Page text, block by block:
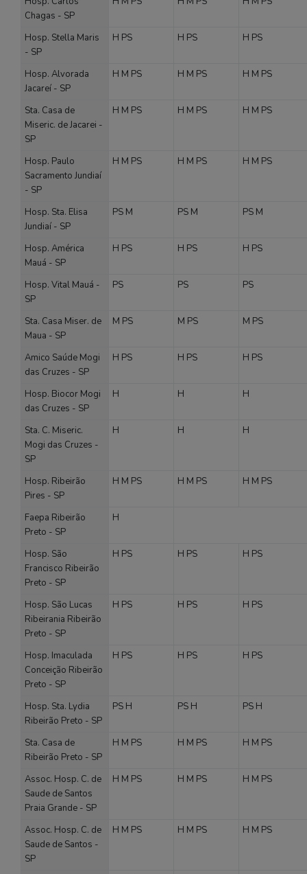
Chagas - SP
Hosp. Stella Maris
- SP
H PS H PS H PS
Hosp. Alvorada
Jacareí - SP
H M PS H M PS H M PS
Sta. Casa de
Miseric. de Jacarei -
SP
H M PS H M PS H M PS
Hosp. Paulo
Sacramento Jundiaí
- SP
H M PS H M PS H M PS
Hosp. Sta. Elisa
Jundiaí - SP
PS M PS M PS M
Hosp. América
Mauá - SP
H PS H PS H PS
Hosp. Vital Mauá -
SP
PS PS PS
Sta. Casa Miser. de
Maua - SP
M PS M PS M PS
Amico Saúde Mogi
das Cruzes - SP
H PS H PS H PS
Hosp. Biocor Mogi
das Cruzes - SP
H H H
Sta. C. Miseric.
Mogi das Cruzes -
SP
H H H
Hosp. Ribeirão
Pires - SP
H M PS H M PS H M PS
Faepa Ribeirão
Preto - SP
H
Hosp. São
Francisco Ribeirão
Preto - SP
H PS H PS H PS
Hosp. São Lucas
Ribeirania Ribeirão
Preto - SP
H PS H PS H PS
Hosp. Imaculada
Conceição Ribeirão
Preto - SP
H PS H PS H PS
Hosp. Sta. Lydia
Ribeirão Preto - SP
PS H PS H PS H
Sta. Casa de
Ribeirão Preto - SP
H M PS H M PS H M PS
Assoc. Hosp. C. de
Saude de Santos
Praia Grande - SP
H M PS H M PS H M PS
Assoc. Hosp. C. de
Saude de Santos -
SP
H M PS H M PS H M PS